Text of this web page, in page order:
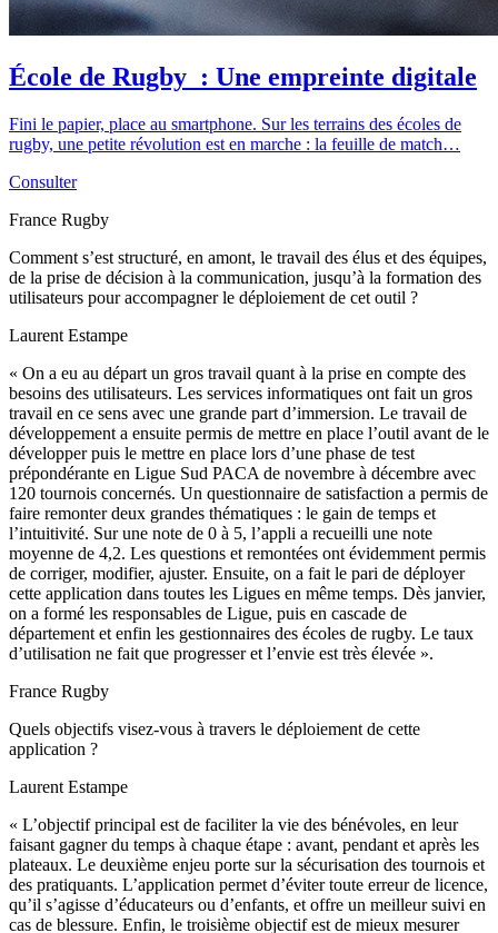
École de Rugby : Une empreinte digitale
Fini le papier, place au smartphone. Sur les terrains des écoles de
rugby, une petite révolution est en marche : la feuille de match…
Consulter
France Rugby
Comment s’est structuré, en amont, le travail des élus et des équipes,
de la prise de décision à la communication, jusqu’à la formation des
utilisateurs pour accompagner le déploiement de cet outil ?
Laurent Estampe
« On a eu au départ un gros travail quant à la prise en compte des
besoins des utilisateurs. Les services informatiques ont fait un gros
travail en ce sens avec une grande part d’immersion. Le travail de
développement a ensuite permis de mettre en place l’outil avant de le
développer puis le mettre en place lors d’une phase de test
prépondérante en Ligue Sud PACA de novembre à décembre avec
120 tournois concernés. Un questionnaire de satisfaction a permis de
faire remonter deux grandes thématiques : le gain de temps et
l’intuitivité. Sur une note de 0 à 5, l’appli a recueilli une note
moyenne de 4,2. Les questions et remontées ont évidemment permis
de corriger, modifier, ajuster. Ensuite, on a fait le pari de déployer
cette application dans toutes les Ligues en même temps. Dès janvier,
on a formé les responsables de Ligue, puis en cascade de
département et enfin les gestionnaires des écoles de rugby. Le taux
d’utilisation ne fait que progresser et l’envie est très élevée ».
France Rugby
Quels objectifs visez-vous à travers le déploiement de cette
application ?
Laurent Estampe
« L’objectif principal est de faciliter la vie des bénévoles, en leur
faisant gagner du temps à chaque étape : avant, pendant et après les
plateaux. Le deuxième enjeu porte sur la sécurisation des tournois et
des pratiquants. L’application permet d’éviter toute erreur de licence,
qu’il s’agisse d’éducateurs ou d’enfants, et offre un meilleur suivi en
cas de blessure. Enfin, le troisième objectif est de mieux mesurer